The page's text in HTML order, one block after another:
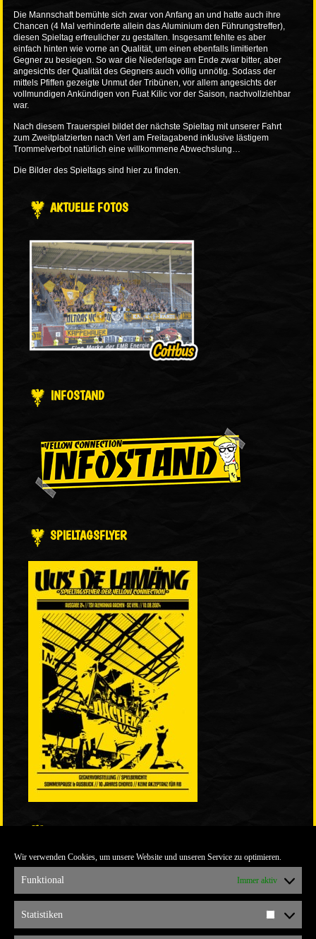
Wir verwenden Cookies, um unsere Website und unseren Service zu optimieren.
Funktional Immer aktiv
Statistiken
Die Mannschaft bemühte sich zwar von Anfang an und hatte auch ihre
Chancen (4 Mal verhinderte allein das Aluminium den Führungstreffer),
diesen Spieltag erfreulicher zu gestalten. Insgesamt fehlte es aber
einfach hinten wie vorne an Qualität, um einen ebenfalls limitierten
Gegner zu besiegen. So war die Niederlage am Ende zwar bitter, aber
angesichts der Qualität des Gegners auch völlig unnötig. Sodass der
mittels Pfiffen gezeigte Unmut der Tribünen, vor allem angesichts der
vollmundigen Ankündigen von Fuat Kilic vor der Saison, nachvollziehbar
war.
Nach diesem Trauerspiel bildet der nächste Spieltag mit unserer Fahrt
zum Zweitplatzierten nach Verl am Freitagabend inklusive lästigem
Trommelverbot natürlich eine willkommene Abwechslung…
Die Bilder des Spieltags sind hier zu finden.
AKTUELLE FOTOS
INFOSTAND
SPIELTAGSFLYER
ULTRABLOG DER YELLOW CONNECTION
ALEMANNIA VERKAUFT MAN NICHT
ARCHIV
ARCHIV